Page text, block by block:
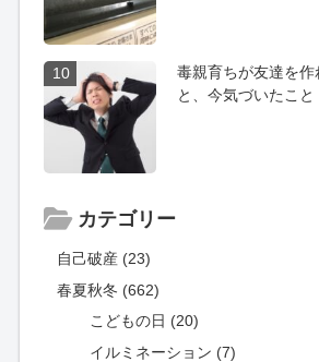
10
毒親育ちが友達を
と、今気づいたこと
カテゴリー
自己破産 (23)
春夏秋冬 (662)
こどもの日 (20)
イルミネーション (7)